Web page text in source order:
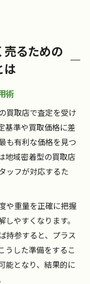
るための
は
術
買取店で査定を受け
基準や買取価格に差
も有利な価格を見つ
地域密着型の買取店
ッフが対応するた
や重量を正確に把握
やすくなります。
持参すると、プラス
うした準備をするこ
能となり、結果的に